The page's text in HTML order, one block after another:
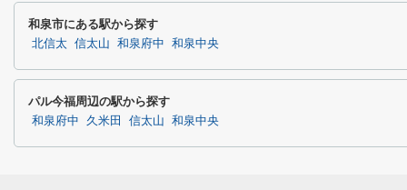
和泉市にある駅から探す
北信太 信太山 和泉府中 和泉中央
パル今福周辺の駅から探す
和泉府中 久米田 信太山 和泉中央